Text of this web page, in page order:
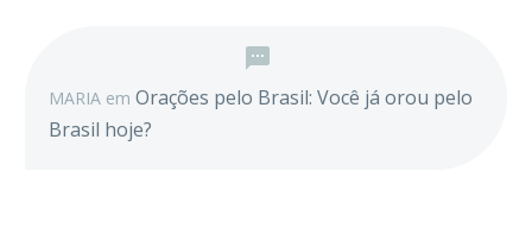
MARIA em Orações pelo Brasil: Você já orou pelo
Brasil hoje?